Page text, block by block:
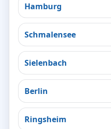
Hamburg
Schmalensee
Sielenbach
Berlin
Ringsheim